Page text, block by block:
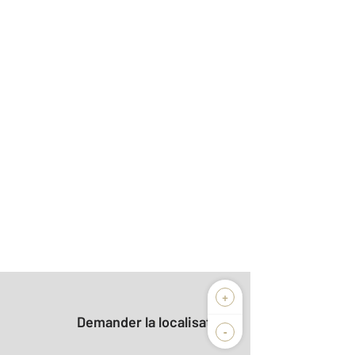
+
-
Demander la localisation